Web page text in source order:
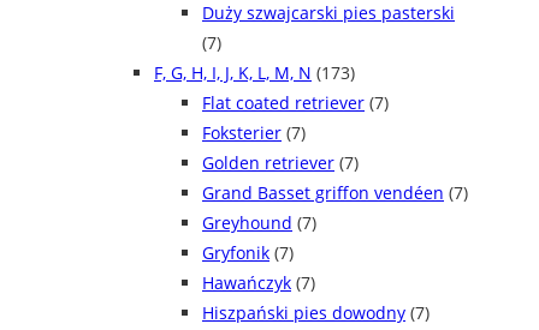
Duży szwajcarski pies pasterski
(7)
F, G, H, I, J, K, L, M, N (173)
Flat coated retriever (7)
Foksterier (7)
Golden retriever (7)
Grand Basset griffon vendéen (7)
Greyhound (7)
Gryfonik (7)
Hawańczyk (7)
Hiszpański pies dowodny (7)